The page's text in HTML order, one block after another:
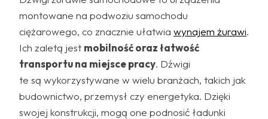
montowane na podwoziu samochodu
ciężarowego, co znacznie ułatwia wynajem żurawi.
Ich zaletą jest mobilność oraz łatwość
transportu na miejsce pracy. Dźwigi
te są wykorzystywane w wielu branżach, takich jak
budownictwo, przemysł czy energetyka. Dzięki
swojej konstrukcji, mogą one podnosić ładunki